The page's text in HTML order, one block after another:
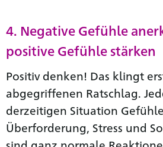
4. Negative Gefühle
positive Gefühle stärken
Positiv denken! Das klingt
abgegriffenen Ratschlag.
derzeitigen Situation
Überforderung, Stress und